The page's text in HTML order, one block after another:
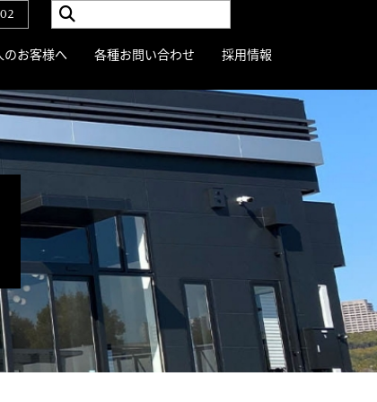
のお客様へ 各種お問い合わせ 採用情報